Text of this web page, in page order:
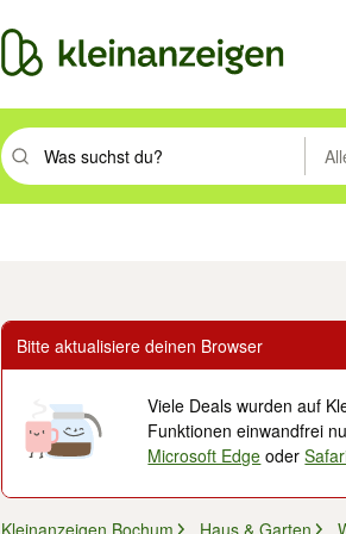
Suchbegriff eingeben. Eingabetaste drücken
Bitte aktualisiere deinen Browser
Viele Deals wurden auf
Funktionen einwandfrei
Microsoft Edge oder
Kleinanzeigen Bochum Haus & Garten